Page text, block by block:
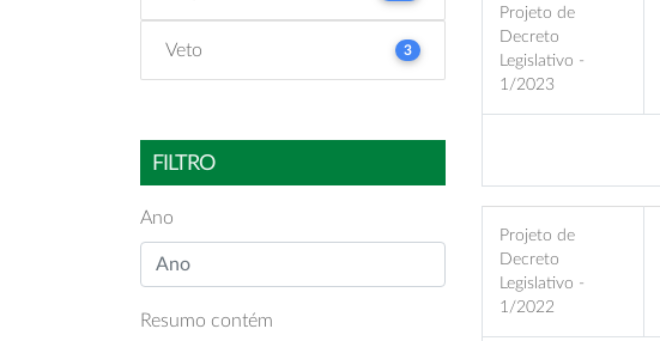
Veto 3
FILTRO
Ano
Resumo contém
Projeto de
Decreto
Legislativo -
1/2023
Projeto de
Decreto
Legislativo -
1/2022